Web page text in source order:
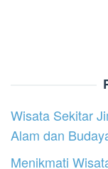
Wisata Sekitar
Alam dan
Menikmati